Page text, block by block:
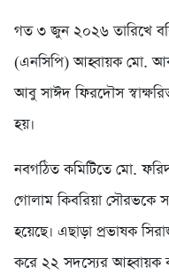
গত ৩ জুন ২০২৬ তারিখে
(এনসিপি) আহ্বায়ক মো.
আবু সাঈদ ফিরদৌস
হয়।
নবগঠিত কমিটিতে মো.
গোলাম কিবরিয়া সৌরভকে
হয়েছে। এছাড়া প্রভাষক
করে ২২ সদস্যের আহ্বায়ক